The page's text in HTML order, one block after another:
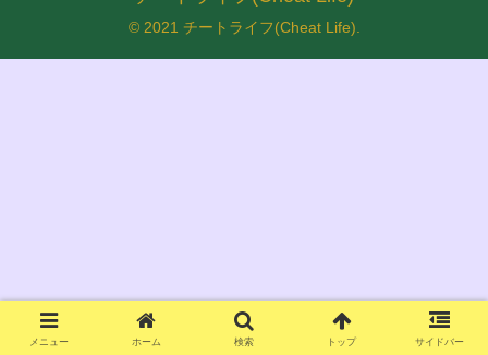
© 2021 チートライフ(Cheat Life).
メニュー ホーム 検索 トップ サイドバー